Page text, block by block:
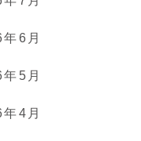
6月
5月
4月